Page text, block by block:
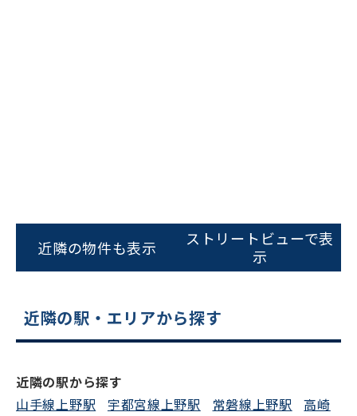
フォームでお問い合わせ
近隣の物件も表示
ストリートビューで表
示
近隣の駅・エリアから探す
近隣の駅から探す
山手線上野駅
宇都宮線上野駅 常磐線上野駅
高崎